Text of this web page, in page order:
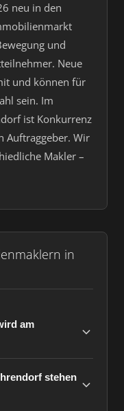
neu in den
und
Neue
und können für
sein. Im
ist Konkurrenz
Auftraggeber. Wir
Makler –
in
am
stehen